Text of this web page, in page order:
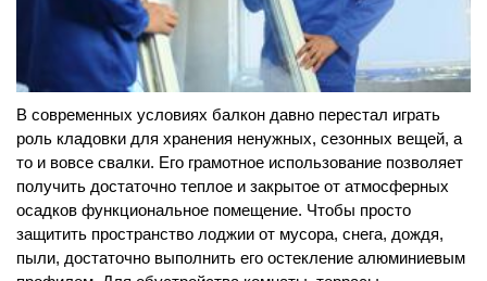
В современных условиях балкон давно перестал играть
роль кладовки для хранения ненужных, сезонных вещей, а
то и вовсе свалки. Его грамотное использование позволяет
получить достаточно теплое и закрытое от атмосферных
осадков функциональное помещение. Чтобы просто
защитить пространство лоджии от мусора, снега, дождя,
пыли, достаточно выполнить его остекление алюминиевым